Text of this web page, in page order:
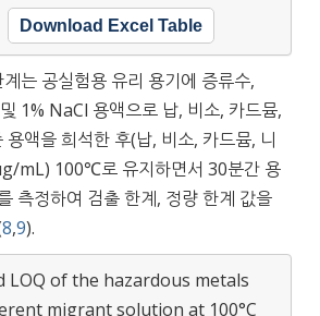
Download Excel Table
는 공실험용 유리 용기에 증류수,
1% NaCl 용액으로 납, 비소, 카드뮴,
용액을 희석한 후(납, 비소, 카드뮴, 니
mL) 100℃로 유지하면서 30분간 용
측정하여 검출 한계, 정량 한계 값을
8,9).
LOQ of the hazardous metals
migrant solution at 100°C